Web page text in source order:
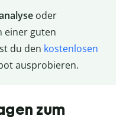
oder
einer guten
du den kostenlosen
ausprobieren.
zum